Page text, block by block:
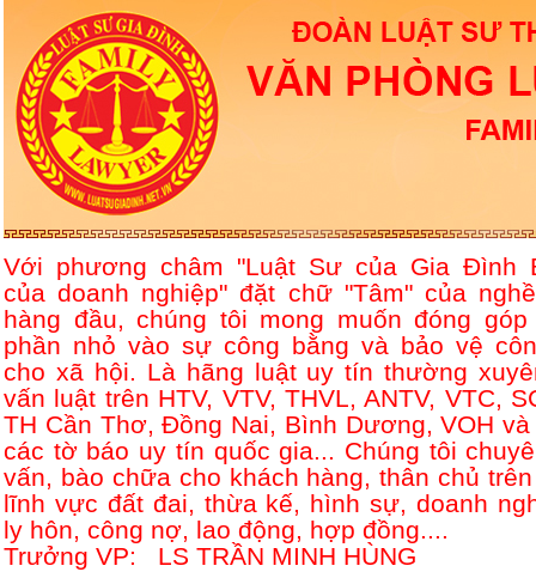
Với phương châm "Luật Sư của Gia Đình
của doanh nghiệp" đặt chữ "Tâm" của
hàng đầu, chúng tôi mong muốn đóng góp
phần nhỏ vào sự công bằng và bảo vệ
cho xã hội. Là hãng luật uy tín thường
vấn luật trên HTV, VTV, THVL, ANTV, VTC,
TH Cần Thơ, Đồng Nai, Bình Dương, VOH và
các tờ báo uy tín quốc gia... Chúng tôi
vấn, bào chữa cho khách hàng, thân chủ
lĩnh vực đất đai, thừa kế, hình sự, doanh
ly hôn, công nợ, lao động, hợp đồng....
Trưởng VP: LS TRẦN MINH HÙNG